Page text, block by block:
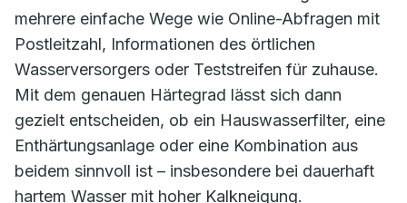
mehrere einfache Wege wie Online-Abfragen mit
Postleitzahl, Informationen des örtlichen
Wasserversorgers oder Teststreifen für zuhause.
Mit dem genauen Härtegrad lässt sich dann
gezielt entscheiden, ob ein Hauswasserfilter, eine
Enthärtungsanlage oder eine Kombination aus
beidem sinnvoll ist – insbesondere bei dauerhaft
hartem Wasser mit hoher Kalkneigung.